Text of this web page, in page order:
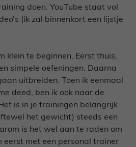
doen. YouTube staat vol
(ik zal binnenkort een lijstje
klein te beginnen. Eerst thuis,
simpele oefeningen. Daarna
uitbreiden. Toen ik eenmaal
deed, ben ik ook naar de
is in je trainingen belangrijk
het gewicht) steeds een
is het wel aan te raden om
eerst met een personal trainer